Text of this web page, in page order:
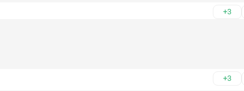
+3
+3